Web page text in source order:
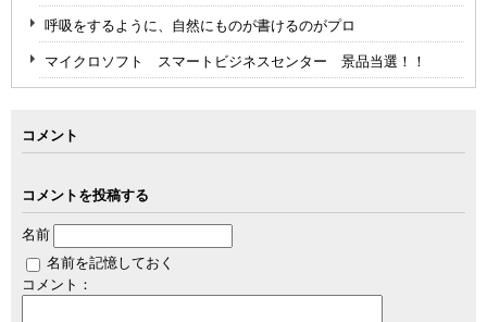
呼吸をするように、自然にものが書けるのがプロ
マイクロソフト スマートビジネスセンター 景品当選！！
コメント
コメントを投稿する
名前
名前を記憶しておく
コメント：